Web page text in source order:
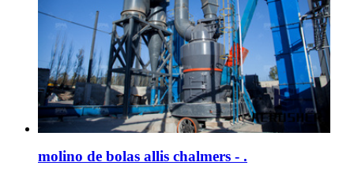
molino de bolas allis chalmers - .